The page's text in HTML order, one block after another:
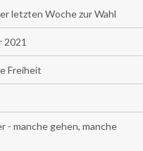
letzten Woche zur Wahl
2021
Freiheit
- manche gehen, manche